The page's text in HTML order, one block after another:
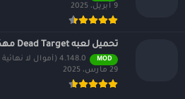
9 أبريل، 2025
تحميل لعبه Dead Target مهكره للاندرويد
MOD
4.148.0 (أموال لا نهائية + جميع المستويات)
29 مارس، 2025